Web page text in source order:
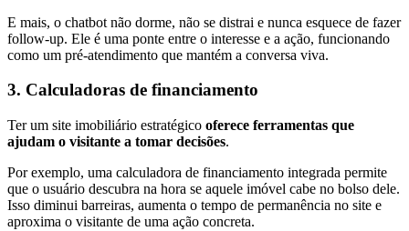
E mais, o chatbot não dorme, não se distrai e nunca esquece de fazer
follow-up. Ele é uma ponte entre o interesse e a ação, funcionando
como um pré-atendimento que mantém a conversa viva.
3. Calculadoras de financiamento
Ter um site imobiliário estratégico oferece ferramentas que
ajudam o visitante a tomar decisões.
Por exemplo, uma calculadora de financiamento integrada permite
que o usuário descubra na hora se aquele imóvel cabe no bolso dele.
Isso diminui barreiras, aumenta o tempo de permanência no site e
aproxima o visitante de uma ação concreta.